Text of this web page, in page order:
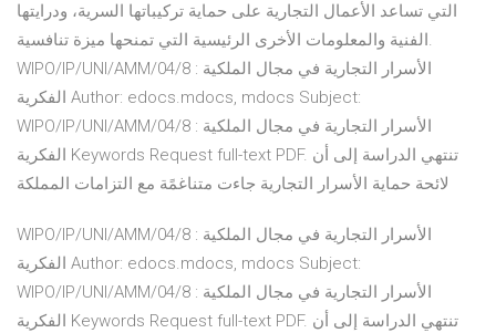
التي تساعد الأعمال التجارية على حماية تركيباتها السرية، ودرايتها
الفنية والمعلومات الأخرى الرئيسية التي تمنحها ميزة تنافسية.
WIPO/IP/UNI/AMM/04/8 : الأسرار التجارية في مجال الملكية
الفكرية Author: edocs.mdocs, mdocs Subject:
WIPO/IP/UNI/AMM/04/8 : الأسرار التجارية في مجال الملكية
الفكرية Keywords Request full-text PDF. تنتهي الدراسة إلى أن
لائحة حماية الأسرار التجارية جاءت متناغمًة مع التزامات المملكة
WIPO/IP/UNI/AMM/04/8 : الأسرار التجارية في مجال الملكية
الفكرية Author: edocs.mdocs, mdocs Subject:
WIPO/IP/UNI/AMM/04/8 : الأسرار التجارية في مجال الملكية
الفكرية Keywords Request full-text PDF. تنتهي الدراسة إلى أن